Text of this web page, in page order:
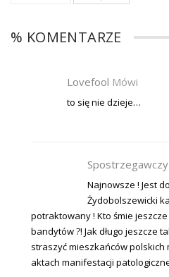
% KOMENTARZE
Lovefool Mówi
to się nie dzieje…
Spostrzegawczy
Najnowsze ! Jest
Żydobolszewicki
potraktowany ! Kto śmie
bandytów ?! Jak długo jeszcze
straszyć mieszkańców polskich
aktach manifestacji